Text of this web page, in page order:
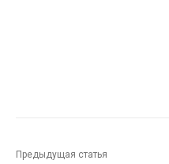
Предыдущая статья